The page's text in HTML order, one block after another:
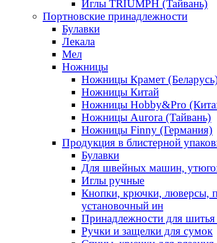
Иглы TRIUMPH (Тайвань)
Портновские принадлежности
Булавки
Лекала
Мел
Ножницы
Ножницы Крамет
Ножницы Китай
Ножницы Hobby&Pro
Ножницы Aurora (Тайвань)
Ножницы Finny (Германия)
Продукция в блистерной
Булавки
Для швейных машин,
Иглы ручные
Кнопки, крючки, люверсы,
установочный ин
Принадлежности для шитья
Ручки и защелки для сумок